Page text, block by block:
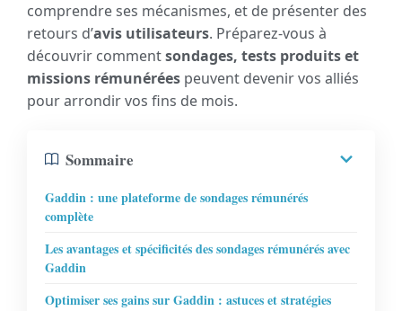
comprendre ses mécanismes, et de présenter des
retours d’avis utilisateurs. Préparez-vous à
découvrir commentsondages, tests produits et
missions rémunérées peuvent devenir vos alliés
pour arrondir vos fins de mois.
Sommaire
Gaddin : une plateforme de sondages rémunérés
complète
Les avantages et spécificités des sondages rémunérés avec
Gaddin
Optimiser ses gains sur Gaddin : astuces et stratégies